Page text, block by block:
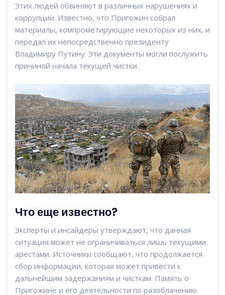
Этих людей обвиняют в различных нарушениях и
коррупции. Известно, что Пригожин собрал
материалы, компрометирующие некоторых из них, и
передал их непосредственно президенту
Владимиру Путину. Эти документы могли послужить
причиной начала текущей чистки.
Что еще известно?
Эксперты и инсайдеры утверждают, что данная
ситуация может не ограничиваться лишь текущими
арестами. Источники сообщают, что продолжается
сбор информации, которая может привести к
дальнейшим задержаниям и чисткам. Память о
Пригожине и его деятельности по разоблачению